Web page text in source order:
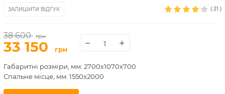
ЗАЛИШИТИ ВІДГУК ( 21 )
38 600 грн
33 150 грн − +
Габаритні розміри, мм: 2700х1070х700
Спальне місце, мм: 1550х2000